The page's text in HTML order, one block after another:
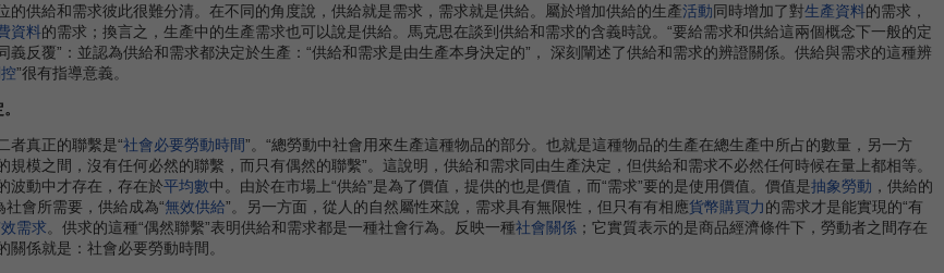
供給和需求彼此很難分清。在不同的角度說，供給就是需求，需求就是供給。屬於增加供給的生產活動同時增加了對生產資料的需求，
資料的需求；換言之，生產中的生產需求也可以說是供給。馬克思在談到供給和需求的含義時說。“要給需求和供給這兩個概念下一般的定
反覆”：並認為供給和需求都決定於生產：“供給和需求是由生產本身決定的”， 深刻闡述了供給和需求的辨證關係。供給與需求的這種辨
”很有指導意義。
真正的聯繫是“社會必要勞動時間”。“總勞動中社會用來生產這種物品的部分。也就是這種物品的生產在總生產中所占的數量，另一方
模之間，沒有任何必然的聯繫，而只有偶然的聯繫”。這說明，供給和需求同由生產決定，但供給和需求不必然任何時候在量上都相等。
波動中才存在，存在於平均數中。由於在市場上“供給”是為了價值，提供的也是價值，而“需求”要的是使用價值。價值是抽象勞動 ，供給的
社會所需要，供給成為“無效供給”。另一方面，從人的自然屬性來說，需求具有無限性，但只有有相應貨幣購買力的需求才是能實現的“有
需求。供求的這種“偶然聯繫”表明供給和需求都是一種社會行為。反映一種社會關係 ；它實質表示的是商品經濟條件下，勞動者之間存在
係就是：社會必要勞動時間。